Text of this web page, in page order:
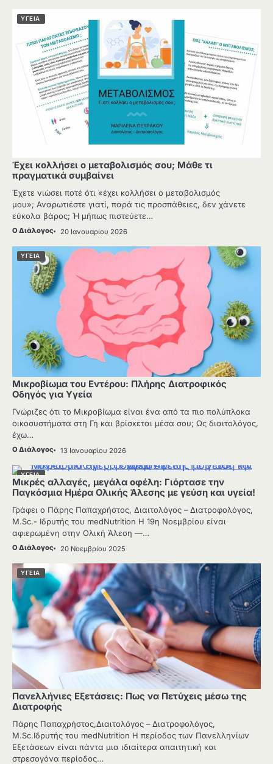
ΥΓΕΙΑ
Έχει κολλήσει ο μεταβολισμός σου; Μάθε τι
πραγματικά συμβαίνει
Έχετε νιώσει ποτέ ότι «έχει κολλήσει ο μεταβολισμός
μου»; Αναρωτιέστε γιατί, παρά τις προσπάθειες, δεν χάνετε
εύκολα βάρος; Ή μήπως πιστεύετε…
Ο Διάλογος 20 Ιανουαρίου 2026
ΥΓΕΙΑ
Μικροβίωμα του Εντέρου: Πλήρης Διατροφικός
Οδηγός για Υγεία
Γνώριζες ότι το Μικροβίωμα είναι ένα από τα πιο πολύπλοκα
οικοσυστήματα στη Γη και βρίσκεται μέσα σου; Ως διαιτολόγος,
έχω…
Ο Διάλογος 13 Ιανουαρίου 2026
ΥΓΕΙΑ
Μικρές αλλαγές, μεγάλα οφέλη: Γιόρτασε την
Παγκόσμια Ημέρα Ολικής Άλεσης με γεύση και υγεία!
Γράφει ο Πάρης Παπαχρήστος, Διαιτολόγος – Διατροφολόγος,
M.Sc.- Ιδρυτής του medNutrition Η 19η Νοεμβρίου είναι
αφιερωμένη στην Ολική Άλεση —…
Ο Διάλογος 20 Νοεμβρίου 2025
ΥΓΕΙΑ
Πανελλήνιες Εξετάσεις: Πως να Πετύχεις μέσω της
Διατροφής
Πάρης Παπαχρήστος,Διαιτολόγος – Διατροφολόγος,
M.Sc.Ιδρυτής του medNutrition Η περίοδος των Πανελληνίων
Εξετάσεων είναι πάντα μια ιδιαίτερα απαιτητική και
στρεσογόνα περίοδος…